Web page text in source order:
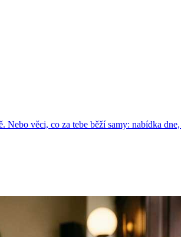
věci, co za tebe běží samy: nabídka